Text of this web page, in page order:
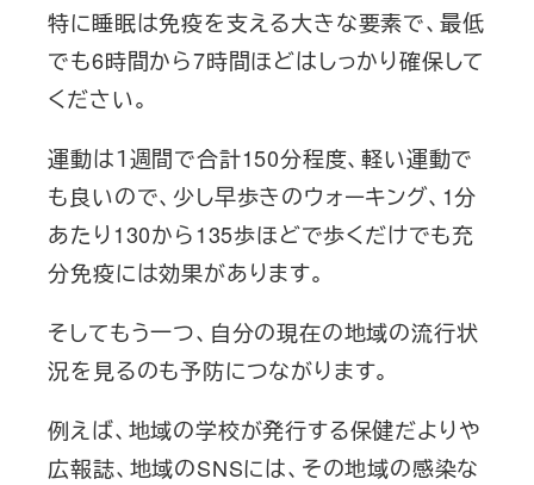
特に睡眠は免疫を支える大きな要素で、最低
でも6時間から7時間ほどはしっかり確保して
ください。
運動は１週間で合計150分程度、軽い運動で
も良いので、少し早歩きのウォーキング、1分
あたり130から135歩ほどで歩くだけでも充
分免疫には効果があります。
そしてもう一つ、自分の現在の地域の流行状
況を見るのも予防につながります。
例えば、地域の学校が発行する保健だよりや
広報誌、地域のSNSには、その地域の感染な